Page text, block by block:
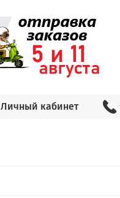
Личный кабинет